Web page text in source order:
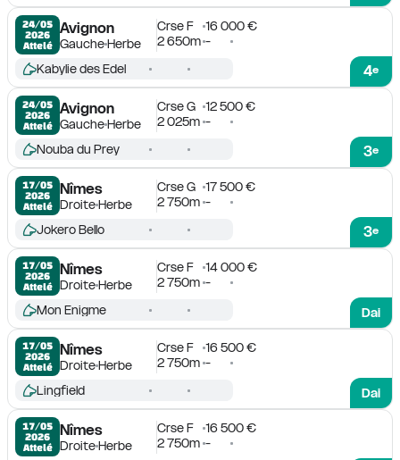
24/05
2026
Attelé
Avignon
GaucheHerbe
Crse F
16 000 €
2 650m -
4e
Kabylie des Edel
24/05
2026
Attelé
Avignon
GaucheHerbe
Crse G
12 500 €
2 025m -
3e
Nouba du Prey
17/05
2026
Attelé
Nîmes
DroiteHerbe
Crse G
17 500 €
2 750m -
3e
Jokero Bello
17/05
2026
Attelé
Nîmes
DroiteHerbe
Crse F
14 000 €
2 750m -
Dai
Mon Enigme
17/05
2026
Attelé
Nîmes
DroiteHerbe
Crse F
16 500 €
2 750m -
Dai
Lingfield
17/05
2026
Attelé
Nîmes
DroiteHerbe
Crse F
16 500 €
2 750m -